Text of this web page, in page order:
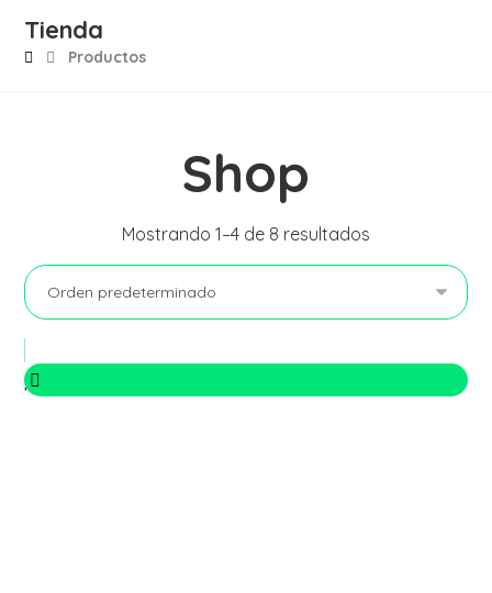
Tienda
Productos
Shop
Mostrando 1–4 de 8 resultados